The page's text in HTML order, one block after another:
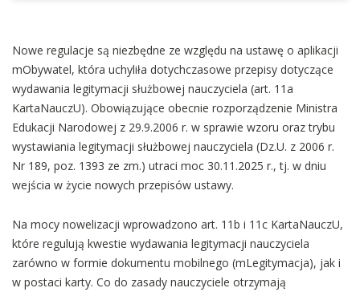
Nowe regulacje są niezbędne ze względu na ustawę o aplikacji
mObywatel, która uchyliła dotychczasowe przepisy dotyczące
wydawania legitymacji służbowej nauczyciela (art. 11a
KartaNauczU). Obowiązujące obecnie rozporządzenie Ministra
Edukacji Narodowej z 29.9.2006 r. w sprawie wzoru oraz trybu
wystawiania legitymacji służbowej nauczyciela (Dz.U. z 2006 r.
Nr 189, poz. 1393 ze zm.) utraci moc 30.11.2025 r., tj. w dniu
wejścia w życie nowych przepisów ustawy.
Na mocy nowelizacji wprowadzono art. 11b i 11c KartaNauczU,
które regulują kwestie wydawania legitymacji nauczyciela
zarówno w formie dokumentu mobilnego (mLegitymacja), jak i
w postaci karty. Co do zasady nauczyciele otrzymają